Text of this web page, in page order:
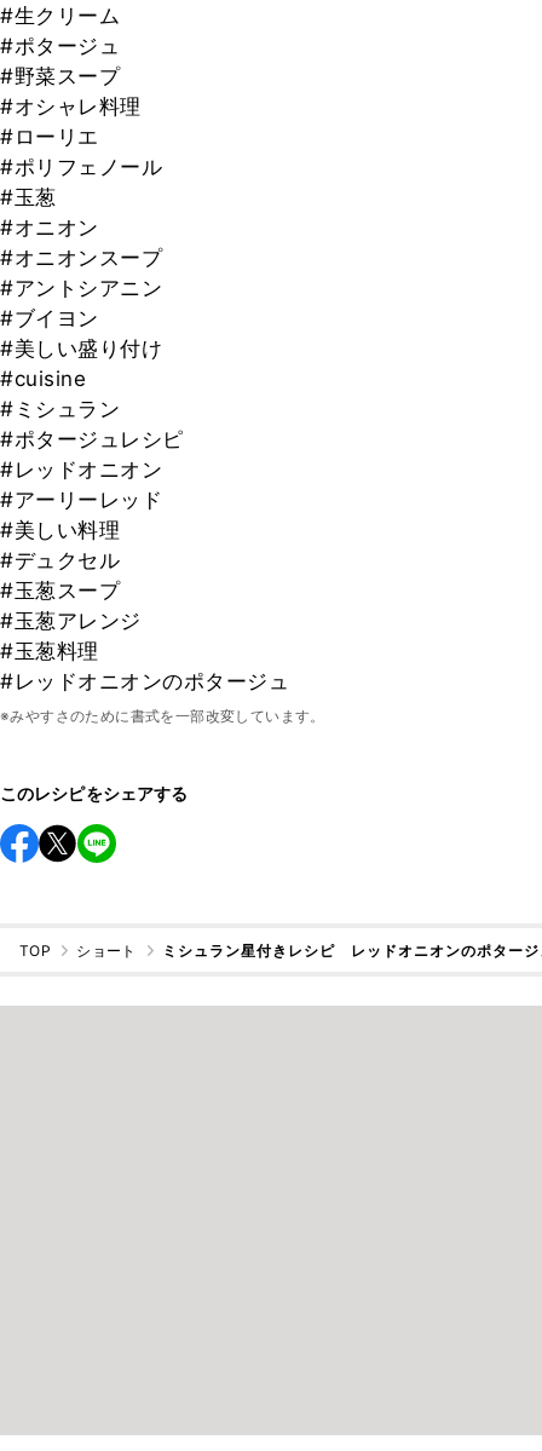
#生クリーム
#ポタージュ
#野菜スープ
#オシャレ料理
#ローリエ
#ポリフェノール
#玉葱
#オニオン
#オニオンスープ
#アントシアニン
#ブイヨン
#美しい盛り付け
#cuisine
#ミシュラン
#ポタージュレシピ
#レッドオニオン
#アーリーレッド
#美しい料理
#デュクセル
#玉葱スープ
#玉葱アレンジ
#玉葱料理
#レッドオニオンのポタージュ
※みやすさのために書式を一部改変しています。
このレシピをシェアする
TOP ショート ミシュラン星付きレシピ レッドオニオンのポタージ